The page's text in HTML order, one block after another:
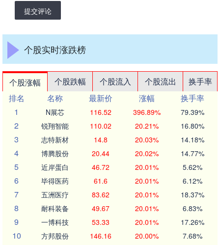
提交评论
个股实时涨跌榜
个股涨幅 个股跌幅 个股流入 个股流出
换手率
排名
名称 最新价 涨幅
换手率
1
N展芯 116.52 396.89% 79.39%
2 锐翔智能 110.02 20.21% 16.80%
3 志特新材 14.8 20.03% 14.18%
4 博腾股份 20.44 20.02% 14.77%
5 近岸蛋白 46.72 20.01% 5.62%
6 毕得医药 61.6 20.01% 6.12%
7 五洲医疗 83.62 20.01% 18.37%
8 耐科装备 49.67 20.01% 6.83%
9 一博科技 53.33 20.01% 17.26%
10 方邦股份 146.16 20.00% 7.68%